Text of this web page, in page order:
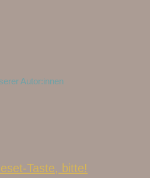
Autor:innen
Taste, bitte!